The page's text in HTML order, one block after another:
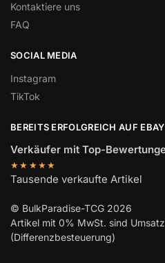
Kontaktiere uns
FAQ
SOCIAL MEDIA
Instagram
TikTok
BEREITS ERFOLGREICH AUF EBAY
Verkäufer mit Top-
★★★★★
Tausende verkaufte Artikel
© BulkParadise-TCG 2026
Artikel mit 0% MwSt. sind
(Differenzbesteuerung)